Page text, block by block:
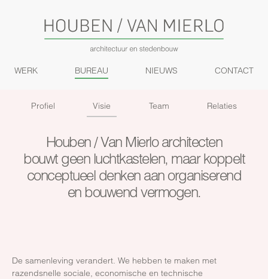
WERK BUREAU NIEUWS CONTACT
Profiel Visie Team Relaties
Houben / Van Mierlo architecten
bouwt geen luchtkastelen, maar koppelt
conceptueel denken aan organiserend
en bouwend vermogen.
De samenleving verandert. We hebben te maken met
razendsnelle sociale, economische en technische